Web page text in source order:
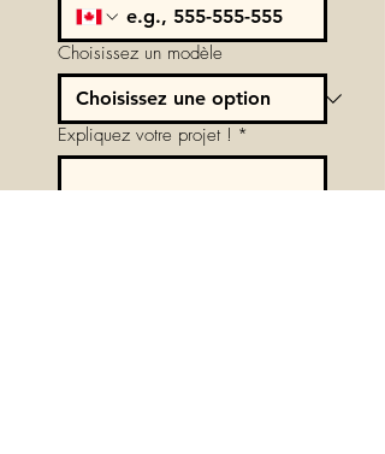
Choisissez un modèle
Expliquez votre projet ! *